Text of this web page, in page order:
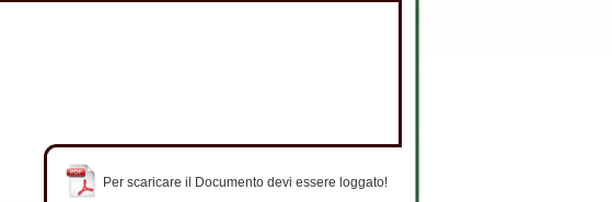
Per scaricare il Documento devi essere loggato!